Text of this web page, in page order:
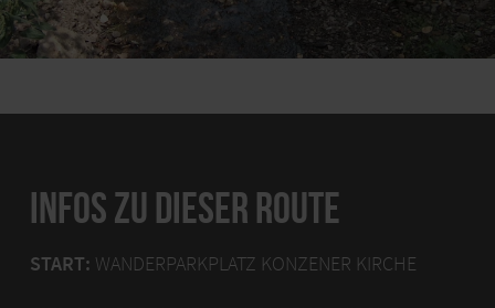
INFOS ZU DIESER ROUTE
START: WANDERPARKPLATZ KONZENER KIRCHE